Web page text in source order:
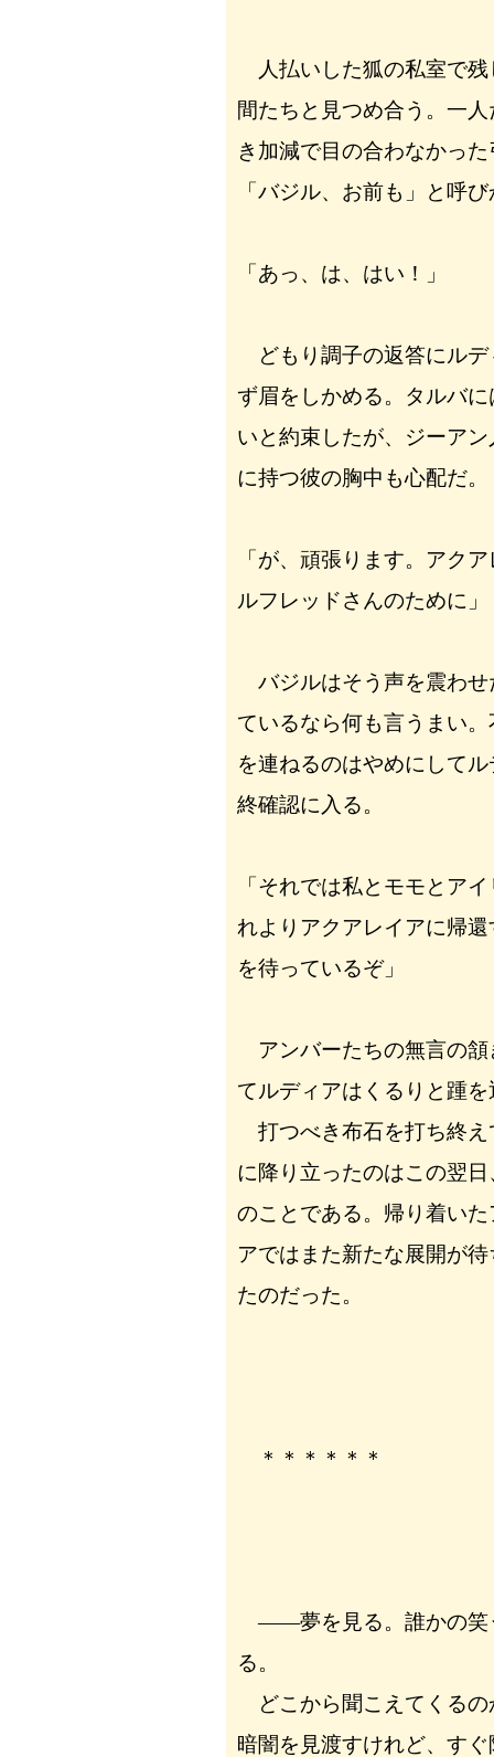
人払いした狐の私室で残
間たちと見つめ合う。一
き加減で目の合わなかっ
「バジル、お前も」と呼
「あっ、は、はい！」
どもり調子の返答にルデ
ず眉をしかめる。タルバ
いと約束したが、ジーア
に持つ彼の胸中も心配だ。
「が、頑張ります。アク
ルフレッドさんのために」
バジルはそう声を震わせ
ているなら何も言うまい
を連ねるのはやめにして
終確認に入る。
「それでは私とモモとア
れよりアクアレイアに帰
を待っているぞ」
アンバーたちの無言の頷
てルディアはくるりと踵
打つべき布石を打ち終え
に降り立ったのはこの翌
のことである。帰り着い
アではまた新たな展開が
たのだった。
＊＊＊＊＊＊
――夢を見る。誰かの笑
る。
どこから聞こえてくるの
暗闇を見渡すけれど、す